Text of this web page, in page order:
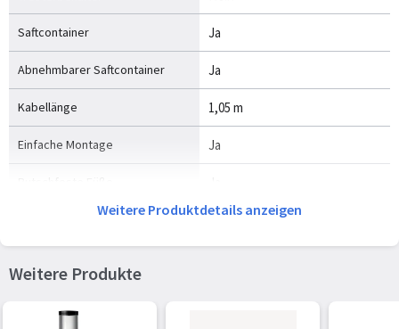
Saftcontainer Ja
Abnehmbarer Saftcontainer Ja
Kabellänge 1,05 m
Einfache Montage Ja
Einfach zu säubern Ja
Weitere Produktdetails anzeigen
Weitere Produkte